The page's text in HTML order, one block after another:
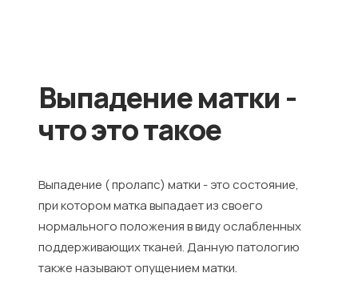
Выпадение матки -
что это такое
Выпадение ( пролапс) матки - это состояние,
при котором матка выпадает из своего
нормального положения в виду ослабленных
поддерживающих тканей. Данную патологию
также называют опущением матки.